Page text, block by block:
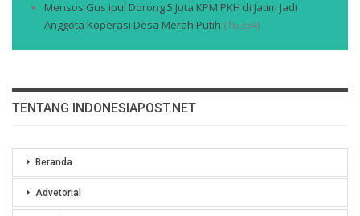
Mensos Gus ipul Dorong 5 Juta KPM PKH di Jatim Jadi
Anggota Koperasi Desa Merah Putih (16.354)
TENTANG INDONESIAPOST.NET
Beranda
Advetorial